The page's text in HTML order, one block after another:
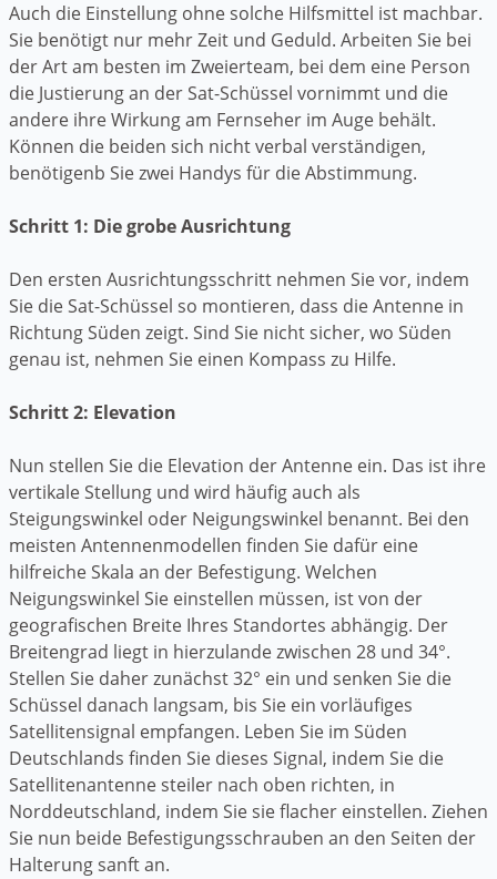
Auch die Einstellung ohne solche Hilfsmittel ist machbar.
Sie benötigt nur mehr Zeit und Geduld. Arbeiten Sie bei
der Art am besten im Zweierteam, bei dem eine Person
die Justierung an der Sat-Schüssel vornimmt und die
andere ihre Wirkung am Fernseher im Auge behält.
Können die beiden sich nicht verbal verständigen,
benötigenb Sie zwei Handys für die Abstimmung.
Schritt 1: Die grobe Ausrichtung
Den ersten Ausrichtungsschritt nehmen Sie vor, indem
Sie die Sat-Schüssel so montieren, dass die Antenne in
Richtung Süden zeigt. Sind Sie nicht sicher, wo Süden
genau ist, nehmen Sie einen Kompass zu Hilfe.
Schritt 2: Elevation
Nun stellen Sie die Elevation der Antenne ein. Das ist ihre
vertikale Stellung und wird häufig auch als
Steigungswinkel oder Neigungswinkel benannt. Bei den
meisten Antennenmodellen finden Sie dafür eine
hilfreiche Skala an der Befestigung. Welchen
Neigungswinkel Sie einstellen müssen, ist von der
geografischen Breite Ihres Standortes abhängig. Der
Breitengrad liegt in hierzulande zwischen 28 und 34°.
Stellen Sie daher zunächst 32° ein und senken Sie die
Schüssel danach langsam, bis Sie ein vorläufiges
Satellitensignal empfangen. Leben Sie im Süden
Deutschlands finden Sie dieses Signal, indem Sie die
Satellitenantenne steiler nach oben richten, in
Norddeutschland, indem Sie sie flacher einstellen. Ziehen
Sie nun beide Befestigungsschrauben an den Seiten der
Halterung sanft an.